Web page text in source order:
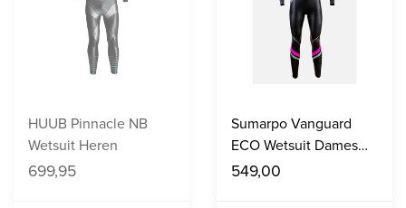
HUUB Pinnacle NB
Wetsuit Heren
699,95
Sumarpo Vanguard
ECO Wetsuit Dames
Paars
549,00